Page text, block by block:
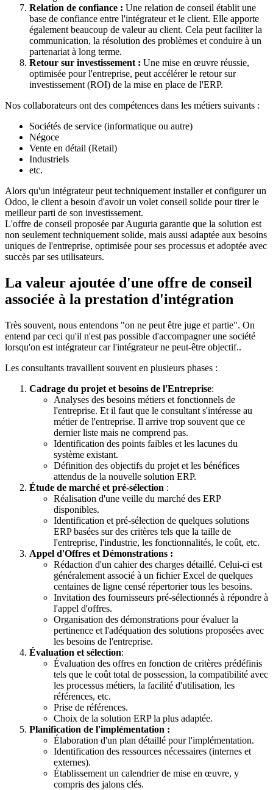
Relation de confiance : Une relation de conseil établit une
base de confiance entre l'intégrateur et le client. Elle apporte
également beaucoup de valeur au client. Cela peut faciliter la
communication, la résolution des problèmes et conduire à un
partenariat à long terme.
Retour sur investissement : Une mise en œuvre réussie,
optimisée pour l'entreprise, peut accélérer le retour sur
investissement (ROI) de la mise en place de l'ERP.
Nos collaborateurs ont des compétences dans les métiers suivants :
Sociétés de service (informatique ou autre)
Négoce
Vente en détail (Retail)
Industriels
etc.
Alors qu'un intégrateur peut techniquement installer et configurer un
Odoo, le client a besoin d'avoir un volet conseil solide pour tirer le
meilleur parti de son investissement.
L'offre de conseil proposée par Auguria garantie que la solution est
non seulement techniquement solide, mais aussi adaptée aux besoins
uniques de l'entreprise, optimisée pour ses processus et adoptée avec
succès par ses utilisateurs.
La valeur ajoutée d'une offre de conseil
associée à la prestation d'intégration
Très souvent, nous entendons "on ne peut être juge et partie". On
entend par ceci qu'il n'est pas possible d'accompagner une société
lorsqu'on est intégrateur car l'intégrateur ne peut-être objectif..
Les consultants travaillent souvent en plusieurs phases :
Cadrage du projet et besoins de l'Entreprise:
Analyses des besoins métiers et fonctionnels de
l'entreprise. Et il faut que le consultant s'intéresse au
métier de l'entreprise. Il arrive trop souvent que ce
dernier liste mais ne comprend pas.
Identification des points faibles et les lacunes du
système existant.
Définition des objectifs du projet et les bénéfices
attendus de la nouvelle solution ERP.
Étude de marché et pré-sélection :
Réalisation d'une veille du marché des ERP
disponibles.
Identification et pré-sélection de quelques solutions
ERP basées sur des critères tels que la taille de
l'entreprise, l'industrie, les fonctionnalités, le coût, etc.
Appel d'Offres et Démonstrations :
Rédaction d'un cahier des charges détaillé. Celui-ci est
généralement associé à un fichier Excel de quelques
centaines de ligne censé répertorier tous les besoins.
Invitation des fournisseurs pré-sélectionnés à répondre à
l'appel d'offres.
Organisation des démonstrations pour évaluer la
pertinence et l'adéquation des solutions proposées avec
les besoins de l'entreprise.
Évaluation et sélection:
Évaluation des offres en fonction de critères prédéfinis
tels que le coût total de possession, la compatibilité avec
les processus métiers, la facilité d'utilisation, les
références, etc.
Prise de références.
Choix de la solution ERP la plus adaptée.
Planification de l'implémentation :
Élaboration d'un plan détaillé pour l'implémentation.
Identification des ressources nécessaires (internes et
externes).
Établissement un calendrier de mise en œuvre, y
compris des jalons clés.